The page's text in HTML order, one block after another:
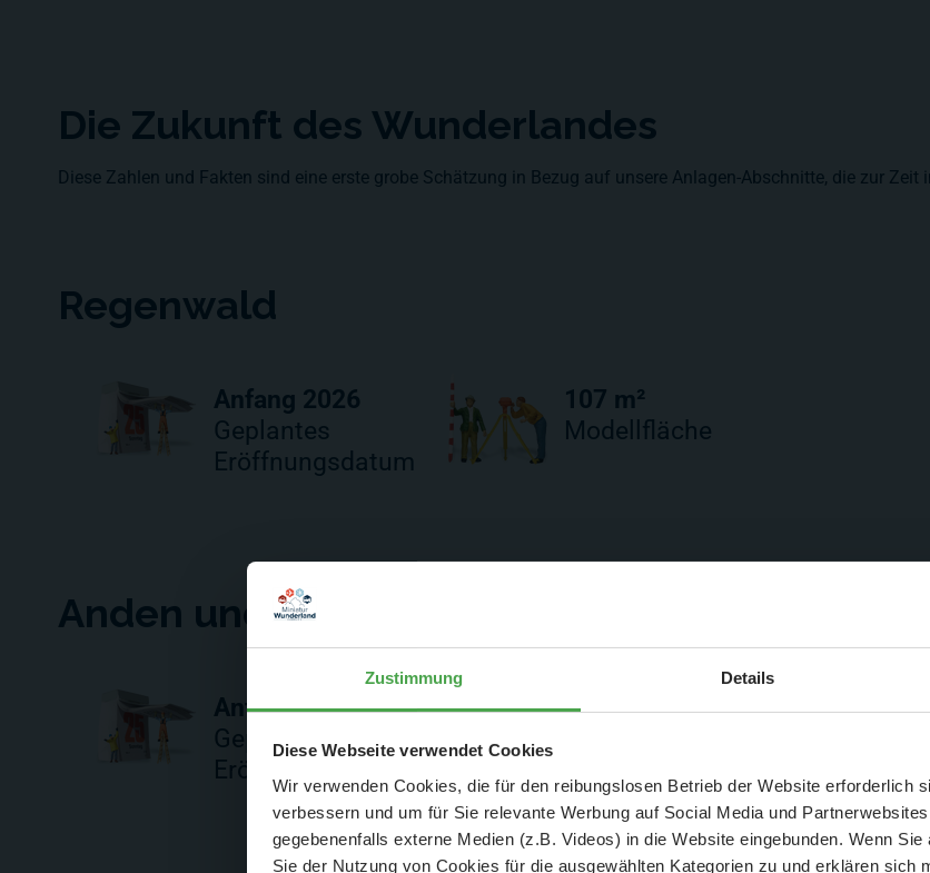
Zustimmung Details
Diese Webseite verwendet Cookies
Wir verwenden Cookies, die für den reibungslosen Betrieb der Website erforderlich
verbessern und um für Sie relevante Werbung auf Social Media und
gegebenenfalls externe Medien (z.B. Videos) in die Website eingebunden. Wenn
Sie der Nutzung von Cookies für die ausgewählten Kategorien zu und erklären sich
Die Zukunft des Wunderlandes
Diese Zahlen und Fakten sind eine erste grobe Schätzung in Bezug auf unsere Anlagen-Abschnitte, die zur Zeit
Regenwald
Anfang 2026
Geplantes
Eröffnungsdatum
107 m²
Modellfläche
Anden und Atacama-Wüste
Anfang 2026
Geplantes
Eröffnungsdatum
38 m²Aktuelle Mitteilung
Der Spar-Hammer: 25 % Ersparnis bei Große Pötte &
und September - ohne Wartezeit
- Abendliche Hafenrundfahrt/Lichterfahrt 🛥️
- anschließender Wunderland-BesuchOHNE